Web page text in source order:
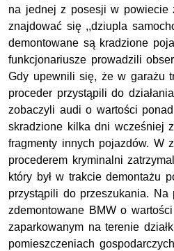
na jednej z posesji w powiecie
znajdować się ,,dziupla
demontowane są kradzione
funkcjonariusze prowadzili
Gdy upewnili się, że w garażu
proceder przystąpili do
zobaczyli audi o wartości
skradzione kilka dni wcześniej
fragmenty innych pojazdów. W
procederem kryminalni
który był w trakcie demontażu
przystąpili do przeszukania.
zdemontowane BMW o
zaparkowanym na terenie
pomieszczeniach